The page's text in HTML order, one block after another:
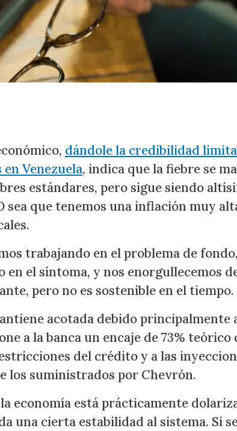
dándole la credibilidad
Venezuela, indica que la fiebre se
estándares, pero sigue siendo
sea que tenemos una inflación muy
trabajando en el problema de
en el síntoma, y nos enorgullecemos
pero no es sostenible en el tiempo.
acotada debido principalmente
a la banca un encaje de 73% teórico
del crédito y a las
los suministrados por Chevrón.
economía está prácticamente
una cierta estabilidad al sistema. Si